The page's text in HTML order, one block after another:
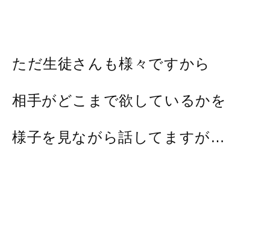
ただ生徒さんも様々ですから
相手がどこまで欲しているかを
様子を見ながら話してますが…